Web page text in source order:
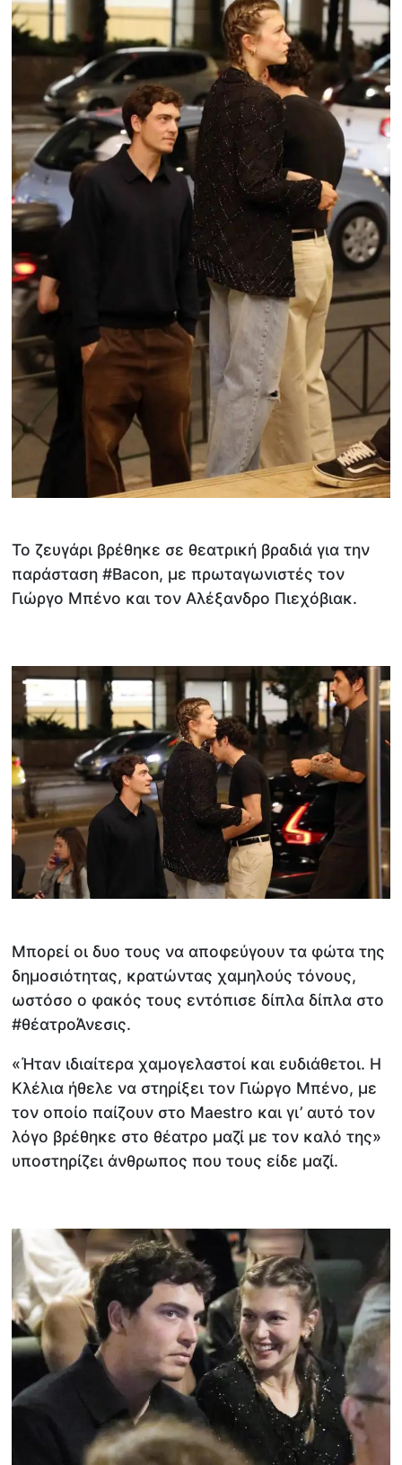
Το ζευγάρι βρέθηκε σε θεατρική βραδιά για την
παράσταση #Bacon, με πρωταγωνιστές τον
Γιώργο Μπένο και τον Αλέξανδρο Πιεχόβιακ.
Μπορεί οι δυο τους να αποφεύγουν τα φώτα της
δημοσιότητας, κρατώντας χαμηλούς τόνους,
ωστόσο ο φακός τους εντόπισε δίπλα δίπλα στο
#θέατροΆνεσις.
«Ήταν ιδιαίτερα χαμογελαστοί και ευδιάθετοι. Η
Κλέλια ήθελε να στηρίξει τον Γιώργο Μπένο, με
τον οποίο παίζουν στο Maestro και γι’ αυτό τον
λόγο βρέθηκε στο θέατρο μαζί με τον καλό της»
υποστηρίζει άνθρωπος που τους είδε μαζί.